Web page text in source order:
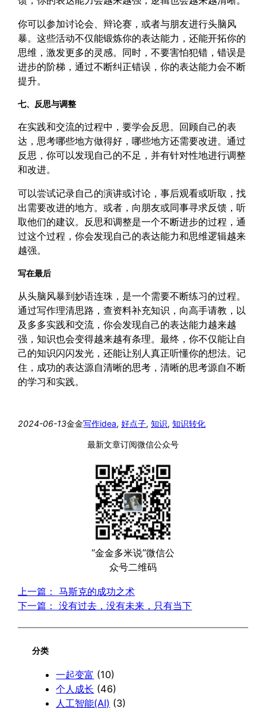
你可以参加讨论会、辩论赛，或者与朋友进行头脑风
暴。这些活动不仅能锻炼你的表达能力，还能开拓你的
思维，激发更多的灵感。同时，不要害怕犯错，错误是
进步的阶梯，通过不断纠正错误，你的表达能力会不断
提升。
七、反思与调整
在实践和交流的过程中，要学会反思。回顾自己的表
达，思考哪些地方做得好，哪些地方还需要改进。通过
反思，你可以发现自己的不足，并有针对性地进行调整
和改进。
可以尝试记录自己的演讲或讨论，事后观看或听取，找
出需要改进的地方。或者，向朋友或同事寻求反馈，听
取他们的建议。反思和调整是一个不断进步的过程，通
过这个过程，你会发现自己的表达能力和思维逻辑越来
越强。
写在最后
从头脑风暴到妙语连珠，是一个需要不断练习的过程。
通过写作理清思路，查资料补充知识，向高手请教，以
及多多实践和交流，你会发现自己的表达能力越来越
强，知识也会变得越来越有条理。最终，你不仅能让自
己的知识闪闪发光，还能让别人真正听懂你的想法。记
住，成功的表达源自清晰的思考，清晰的思考源自不断
的学习和实践。
2024-06-13金金写作idea, 好点子, 知识, 知识转化
最新文章订阅微信公众号
“金金多米说”微信公
众号二维码
上一篇：
马斯克的成功之术
下一篇：
没有过去，没有未来，只有当下
分类
一起变富 (10)
个人成长 (46)
人工智能(AI) (3)